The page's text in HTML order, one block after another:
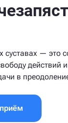
суставах — это
действий
в